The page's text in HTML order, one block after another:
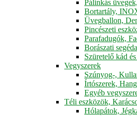
Pálinkás
Bortartály,
Üvegballon,
Pincészeti
Parafadugók,
Borászati
Szüretelő kád
Vegyszerek
Szúnyog-,
Írtószerek,
Egyéb
Téli eszközök,
Hólapátok,